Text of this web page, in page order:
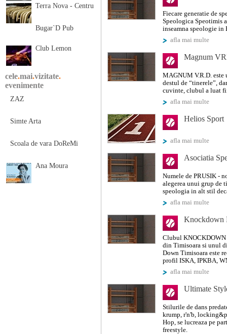
Terra Nova - Centru
Bugar`D Pub
Club Lemon
cele.mai.vizitate.
evenimente
ZAZ
Simte Arta
Scoala de vara DoReMi
Ana Moura
Fiecare generatie de
Speologica Speotimis
inseamna speologie in
afla mai multe
Magnum
MAGNUM V.R.D.
destul de “tinerele”,
cuvinte, clubul a luat
afla mai multe
Helios Sport
afla mai multe
Asociatia
Numele de PRUSIK -
alegerea unui grup de
speologia in alt stil
afla mai multe
Knockdown
Clubul
din Timisoara si unul
Down Timisoara este
profil ISKA, IPKBA,
afla mai multe
Ultimate
Stilurile de dans
krump, r'n'b,
Hop, se lucreaza pe
freestyle.